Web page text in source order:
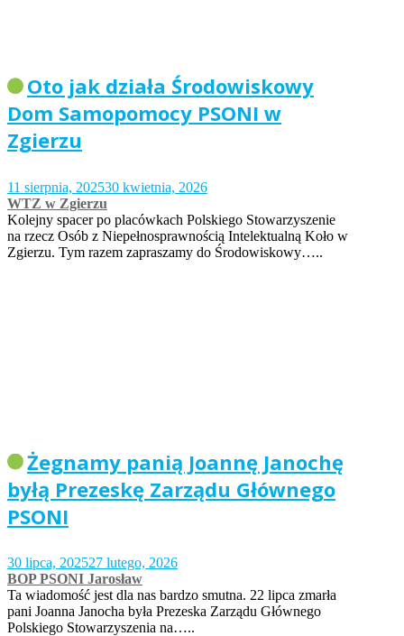
Oto jak działa Środowiskowy
Dom Samopomocy PSONI w
Zgierzu
11 sierpnia, 202530 kwietnia, 2026
WTZ w Zgierzu
Kolejny spacer po placówkach Polskiego Stowarzyszenie
na rzecz Osób z Niepełnosprawnością Intelektualną Koło w
Zgierzu. Tym razem zapraszamy do Środowiskowy…..
Żegnamy panią Joannę Janochę
byłą Prezeskę Zarządu Głównego
PSONI
30 lipca, 202527 lutego, 2026
BOP PSONI Jarosław
Ta wiadomość jest dla nas bardzo smutna. 22 lipca zmarła
pani Joanna Janocha była Prezeska Zarządu Głównego
Polskiego Stowarzyszenia na…..